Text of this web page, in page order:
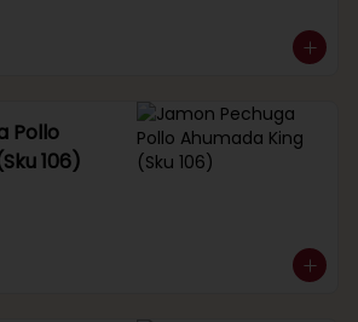
Pollo
106)